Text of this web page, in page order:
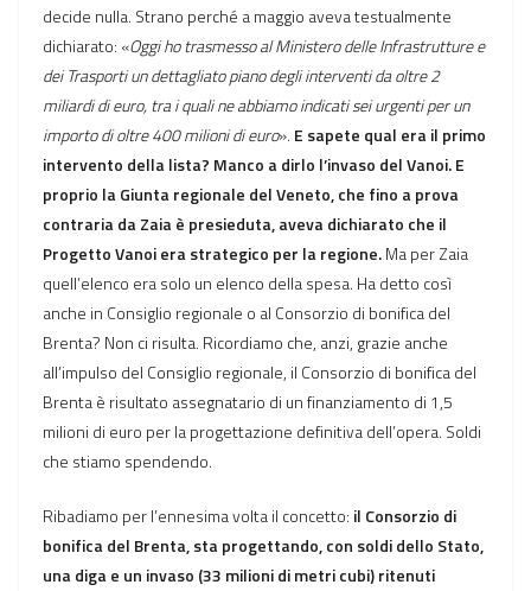
decide nulla. Strano perché a maggio aveva testualmente
dichiarato: «Oggi ho trasmesso al Ministero delle Infrastrutture e
dei Trasporti un dettagliato piano degli interventi da oltre 2
miliardi di euro, tra i quali ne abbiamo indicati sei urgenti per un
importo di oltre 400 milioni di euro». E sapete qual era il primo
intervento della lista? Manco a dirlo l’invaso del Vanoi. E
proprio la Giunta regionale del Veneto, che fino a prova
contraria da Zaia è presieduta, aveva dichiarato che il
Progetto Vanoi era strategico per la regione.Ma per Zaia
quell’elenco era solo un elenco della spesa. Ha detto così
anche in Consiglio regionale o al Consorzio di bonifica del
Brenta? Non ci risulta. Ricordiamo che, anzi, grazie anche
all’impulso del Consiglio regionale, il Consorzio di bonifica del
Brenta è risultato assegnatario di un finanziamento di 1,5
milioni di euro per la progettazione definitiva dell’opera. Soldi
che stiamo spendendo.
Ribadiamo per l’ennesima volta il concetto: il Consorzio di
bonifica del Brenta, sta progettando, con soldi dello Stato,
una diga e un invaso (33 milioni di metri cubi) ritenuti